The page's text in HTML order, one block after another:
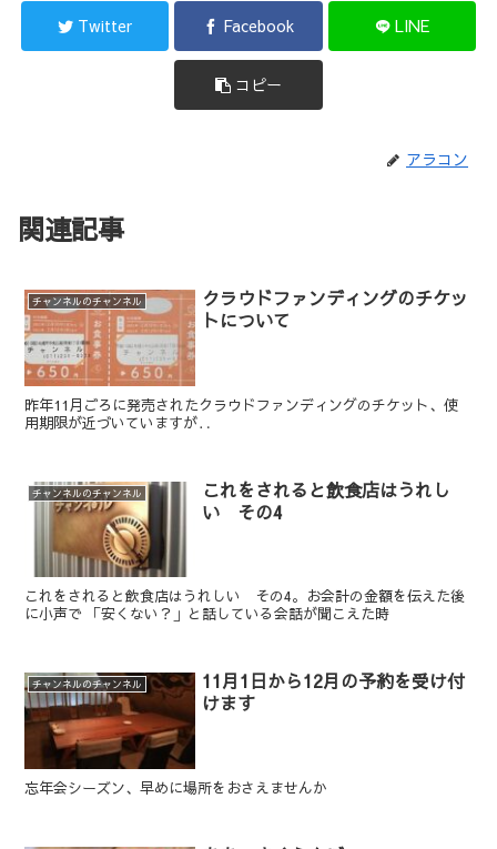
Twitter Facebook LINE
コピー
アラコン
関連記事
チャンネルのチャンネル
クラウドファンディングのチケッ
トについて
昨年11月ごろに発売されたクラウドファンディングのチケット、使
用期限が近づいていますが‥
チャンネルのチャンネル
これをされると飲食店はうれし
い その4
これをされると飲食店はうれしい その4。お会計の金額を伝えた後
に小声で 「安くない？」と話している会話が聞こえた時
チャンネルのチャンネル
11月1日から12月の予約を受け付
けます
忘年会シーズン、早めに場所をおさえませんか